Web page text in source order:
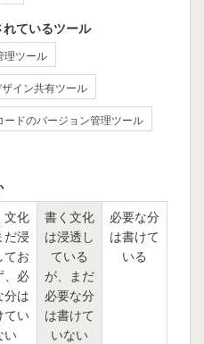
ているツール
理ツール
イン共有ツール
ードのバージョン管理ツール
文化
だ浸
てお
、必
分は
てい
い
書く文化
は浸透し
ている
が、まだ
必要な分
は書けて
いない
必要な分
は書けて
いる